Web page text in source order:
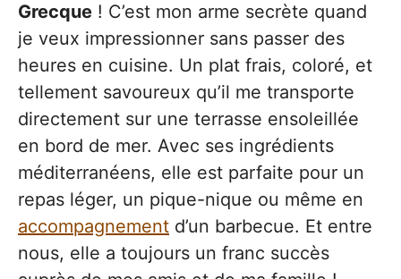
Grecque ! C’est mon arme secrète quand
je veux impressionner sans passer des
heures en cuisine. Un plat frais, coloré, et
tellement savoureux qu’il me transporte
directement sur une terrasse ensoleillée
en bord de mer. Avec ses ingrédients
méditerranéens, elle est parfaite pour un
repas léger, un pique-nique ou même en
accompagnement d’un barbecue. Et entre
nous, elle a toujours un franc succès